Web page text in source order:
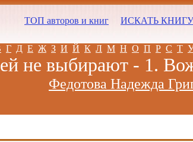
ТОП авторов и книг ИСКАТЬ
Г Д Е Ж З И Й К Л М Н О П Р С Т
не выбирают - 1.
Федотова Надежда